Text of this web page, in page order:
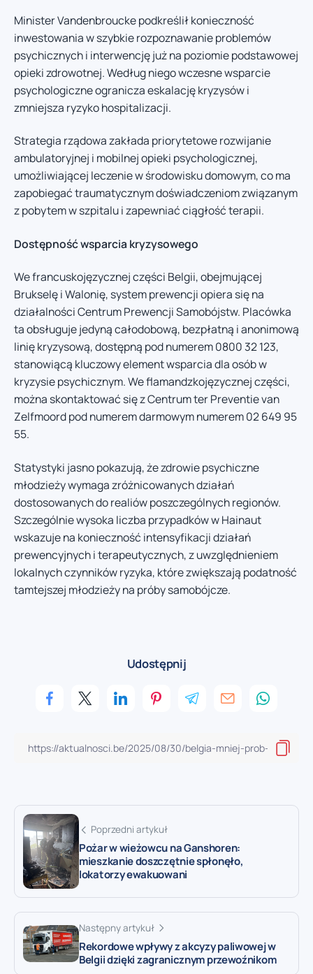
Minister Vandenbroucke podkreślił konieczność
inwestowania w szybkie rozpoznawanie problemów
psychicznych i interwencję już na poziomie podstawowej
opieki zdrowotnej. Według niego wczesne wsparcie
psychologiczne ogranicza eskalację kryzysów i
zmniejsza ryzyko hospitalizacji.
Strategia rządowa zakłada priorytetowe rozwijanie
ambulatoryjnej i mobilnej opieki psychologicznej,
umożliwiającej leczenie w środowisku domowym, co ma
zapobiegać traumatycznym doświadczeniom związanym
z pobytem w szpitalu i zapewniać ciągłość terapii.
Dostępność wsparcia kryzysowego
We francuskojęzycznej części Belgii, obejmującej
Brukselę i Walonię, system prewencji opiera się na
działalności Centrum Prewencji Samobójstw. Placówka
ta obsługuje jedyną całodobową, bezpłatną i anonimową
linię kryzysową, dostępną pod numerem 0800 32 123,
stanowiącą kluczowy element wsparcia dla osób w
kryzysie psychicznym. We flamandzkojęzycznej części,
można skontaktować się z Centrum ter Preventie van
Zelfmoord pod numerem darmowym numerem 02 649 95
55.
Statystyki jasno pokazują, że zdrowie psychiczne
młodzieży wymaga zróżnicowanych działań
dostosowanych do realiów poszczególnych regionów.
Szczególnie wysoka liczba przypadków w Hainaut
wskazuje na konieczność intensyfikacji działań
prewencyjnych i terapeutycznych, z uwzględnieniem
lokalnych czynników ryzyka, które zwiększają podatność
tamtejszej młodzieży na próby samobójcze.
Udostępnij
Poprzedni artykuł
Pożar w wieżowcu na Ganshoren:
mieszkanie doszczętnie spłonęło,
lokatorzy ewakuowani
Następny artykuł
Rekordowe wpływy z akcyzy paliwowej w
Belgii dzięki zagranicznym przewoźnikom